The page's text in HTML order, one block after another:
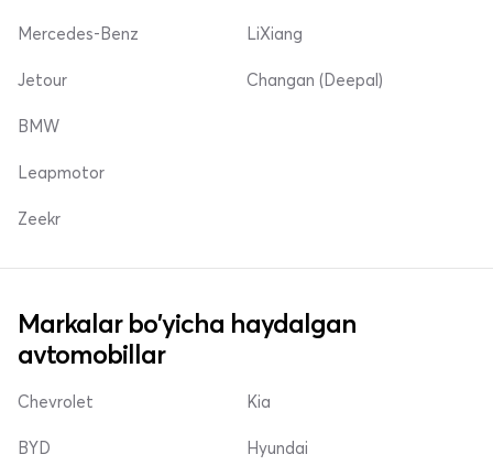
Mercedes-Benz
Jetour
LiXiang
Changan (Deepal)
BMW
Leapmotor
Zeekr
Markalar bo'yicha haydalgan
avtomobillar
Chevrolet
BYD
Kia
Hyundai